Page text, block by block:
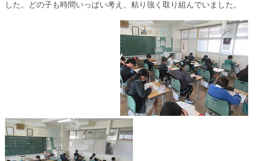
した。どの子も時間いっぱい考え、粘り強く取り組んでいました。